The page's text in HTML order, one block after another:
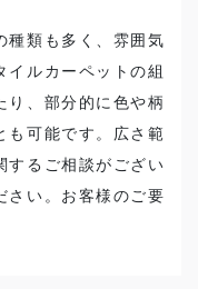
種類も多く、雰囲気
イルカーペットの組
り、部分的に色や柄
も可能です。広さ範
するご相談がござい
さい。お客様のご要